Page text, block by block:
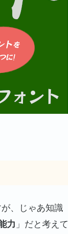
、じゃあ知識
力 」だと考えて